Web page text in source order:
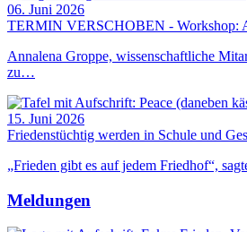
06. Juni 2026
TERMIN VERSCHOBEN - Workshop:
Annalena Groppe, wissenschaftliche
zu…
15. Juni 2026
Friedenstüchtig werden in Schule und
„Frieden gibt es auf jedem Friedhof“,
Meldungen